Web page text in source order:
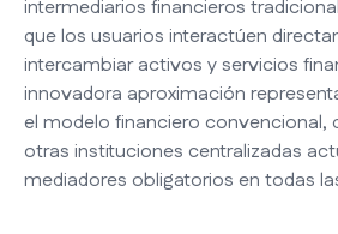
intermediarios financieros
que los usuarios interactúen
intercambiar activos y servicios
innovadora aproximación
el modelo financiero convencional,
otras instituciones centralizadas
mediadores obligatorios en todas